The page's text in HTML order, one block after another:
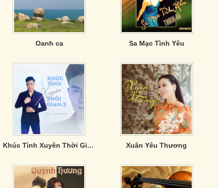
Oanh ca Sa Mạc Tình Yêu
Khúc Tình Xuyên Thời Gian 2 Xuân Yêu Thương